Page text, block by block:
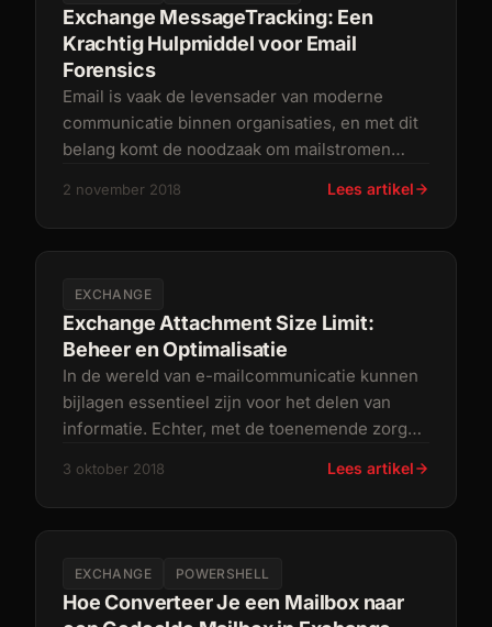
Exchange MessageTracking: Een
Krachtig Hulpmiddel voor Email
Forensics
Email is vaak de levensader van moderne
communicatie binnen organisaties, en met dit
belang komt de noodzaak om mailstromen
2 november 2018 Lees artikel
EXCHANGE
Exchange Attachment Size Limit:
Beheer en Optimalisatie
In de wereld van e-mailcommunicatie kunnen
bijlagen essentieel zijn voor het delen van
informatie. Echter, met de toenemende zorgen
3 oktober 2018 Lees artikel
EXCHANGE POWERSHELL
Hoe Converteer Je een Mailbox naar